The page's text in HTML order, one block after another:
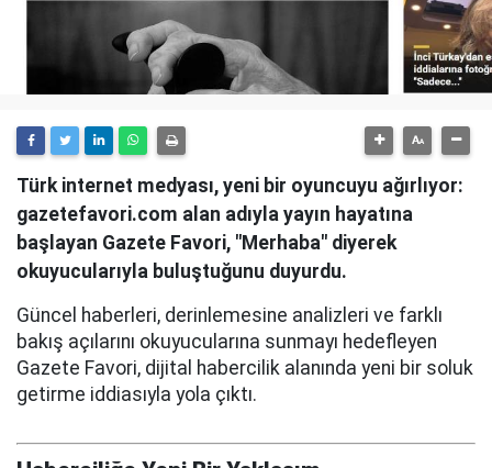
Türk internet medyası, yeni bir oyuncuyu ağırlıyor:
gazetefavori.com alan adıyla yayın hayatına
başlayan Gazete Favori, "Merhaba" diyerek
okuyucularıyla buluştuğunu duyurdu.
Güncel haberleri, derinlemesine analizleri ve farklı
bakış açılarını okuyucularına sunmayı hedefleyen
Gazete Favori, dijital habercilik alanında yeni bir soluk
getirme iddiasıyla yola çıktı.